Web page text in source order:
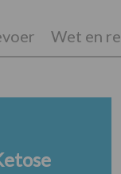
Wet en